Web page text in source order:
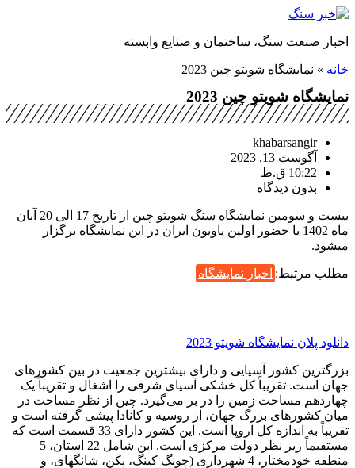
پرش
محتوا
اخبار صنعت سنگ، ساختمان و صنایع وابسته
خانه » نمایشگاه شویتو چین 2023
نمایشگاه شویتو چین 2023
khabarsangir
آگوست 13, 2023
10:22 ق.ظ
بدون دیدگاه
بیست و سومین نمایشگاه سنگ شویتو چین از تاریخ 17 الی 20 آبان
ماه 1402 با حضور اولین پاویون ایران در این نمایشگاه برگزار
میشود.
مطلب مرتبط: اخبار نمایشگاه
دانلود پلان نمایشگاه شویتو 2023
بزرگترین کشور آسیایی و دارای بیشترین جمعیت در بین کشورهای
جهان است. تقریباً کل خشکی آسیای شرقی را اشغال و تقریباً یک
چهاردهم مساحت زمین را در بر می‌گیرد. چین از نظر مساحت در
میان کشورهای بزرگ جهان، از روسیه و کانادا پیشی گرفته است و
تقریباً به اندازه کل اروپا است. این کشور دارای 33 قسمت است که
مستقیماً زیر نظر دولت مرکزی است. این شامل 22 استان، 5
منطقه خودمختار، 4 شهرداری (چونگ کینگ، پکن، شانگهای، و